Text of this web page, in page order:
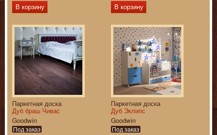
В корзину В корзину
Паркетная доска
Дуб браш Чивас
Goodwin
Под заказ
Паркетная доска
Дуб Эклипс
Goodwin
Под заказ